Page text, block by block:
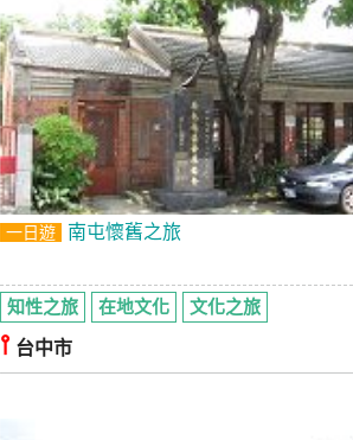
一日遊 南屯懷舊之旅
知性之旅 在地文化 文化之旅
⫯ 台中市